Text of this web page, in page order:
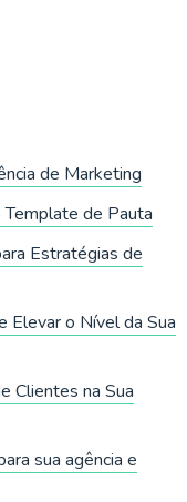
de Marketing
Template de Pauta
Estratégias de
Elevar o Nível da Sua
Clientes na Sua
sua agência e